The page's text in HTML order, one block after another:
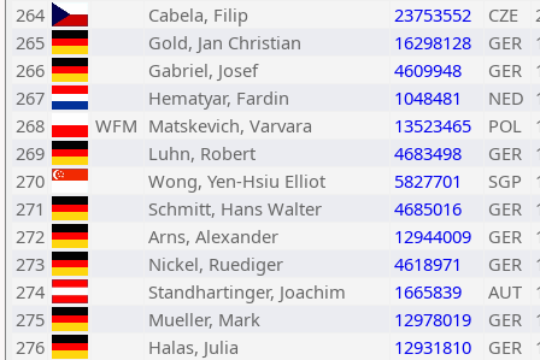
264
Cabela, Filip 23753552 CZE
265
Gold, Jan Christian 16298128 GER
266
Gabriel, Josef 4609948 GER
267
Hematyar, Fardin 1048481 NED
268
WFM Matskevich, Varvara 13523465 POL
269
Luhn, Robert 4683498 GER
270
Wong, Yen-Hsiu Elliot 5827701 SGP
271
Schmitt, Hans Walter 4685016 GER
272
Arns, Alexander 12944009 GER
273
Nickel, Ruediger 4618971 GER
274
Standhartinger, Joachim 1665839 AUT
275
Mueller, Mark 12978019 GER
276
Halas, Julia 12931810 GER